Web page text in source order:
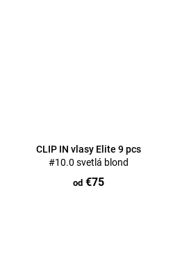
CLIP IN vlasy Elite 9 pcs
#10.0 svetlá blond
od€75